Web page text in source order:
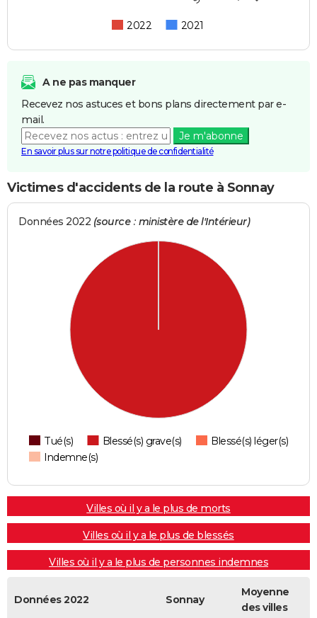
2022 2021
A ne pas manquer
Recevez nos astuces et bons plans directement par e-
mail.
Je m'abonne
En savoir plus sur notre politique de confidentialité
Victimes d'accidents de la route à Sonnay
Données 2022 (source : ministère de l'Intérieur)
Tué(s) Blessé(s) grave(s)
Blessé(s) léger(s)
Indemne(s)
Villes où il y a le plus de morts
Villes où il y a le plus de blessés
Villes où il y a le plus de personnes indemnes
Données 2022 Sonnay
Moyenne
des villes